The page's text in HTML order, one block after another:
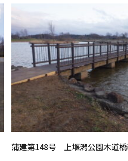
蒲建第148号 上堰潟公園木道